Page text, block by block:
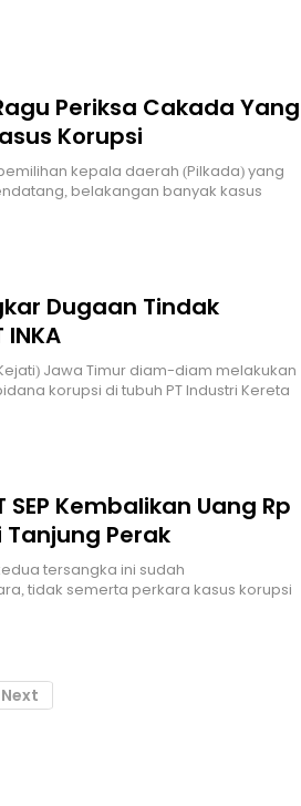
Periksa Cakada Yang
Korupsi
kepala daerah (Pilkada) yang
belakangan banyak kasus
Dugaan Tindak
Jawa Timur diam-diam melakukan
korupsi di tubuh PT Industri Kereta
Kembalikan Uang Rp
Tanjung Perak
tersangka ini sudah
tidak semerta perkara kasus korupsi
Next